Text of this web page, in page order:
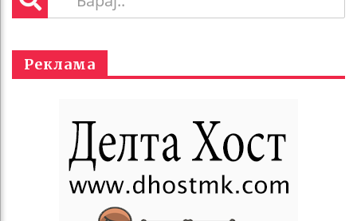
Реклама